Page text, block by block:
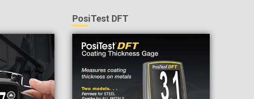
PosiTest DFT